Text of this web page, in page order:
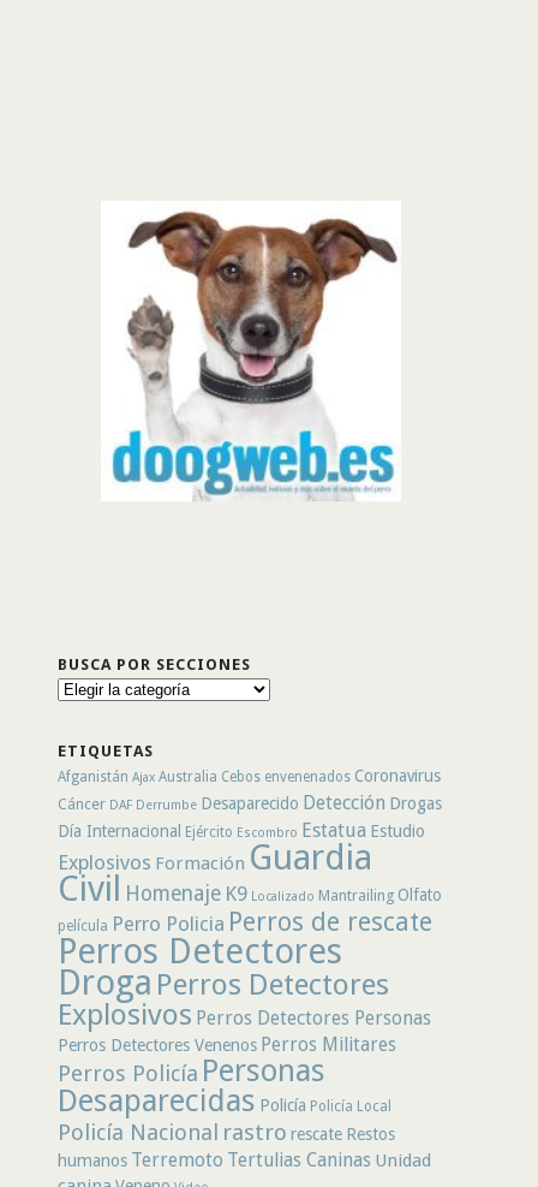
BUSCA POR SECCIONES
Busca
ETIQUETAS
Afganistán Ajax Australia Cebos envenenados Coronavirus
Cáncer DAF Derrumbe Desaparecido Detección Drogas
Día Internacional
Ejército Escombro Estatua Estudio
Explosivos Formación Guardia
Civil Homenaje K9 Localizado Mantrailing Olfato
película Perro Policia Perros de rescate
Perros Detectores
Droga Perros Detectores
Explosivos Perros Detectores Personas
Perros Detectores Venenos Perros Militares
Perros Policía Personas
Desaparecidas Policía Policía Local
Policía Nacional rastro rescate Restos
humanos Terremoto Tertulias Caninas Unidad